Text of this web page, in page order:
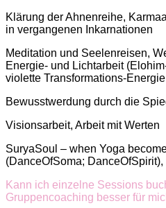
Klärung der Ahnenreihe,
in vergangenen Inkarnationen
Meditation und Seelenreisen,
Energie- und Lichtarbeit
violette Transformations-Energie
Bewusstwerdung durch die
Visionsarbeit, Arbeit mit Werten
SuryaSoul – when Yoga
(DanceOfSoma; DanceOfSpirit),
Kann ich einzelne Sessions
Gruppencoaching besser für